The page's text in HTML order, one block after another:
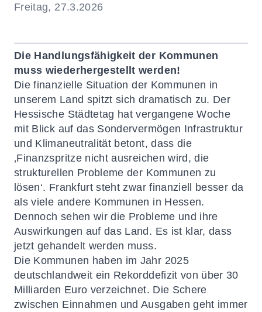
Freitag, 27.3.2026
Die Handlungsfähigkeit der Kommunen
muss wiederhergestellt werden!
Die finanzielle Situation der Kommunen in
unserem Land spitzt sich dramatisch zu. Der
Hessische Städtetag hat vergangene Woche
mit Blick auf das Sondervermögen Infrastruktur
und Klimaneutralität betont, dass die
‚Finanzspritze nicht ausreichen wird, die
strukturellen Probleme der Kommunen zu
lösen‘. Frankfurt steht zwar finanziell besser da
als viele andere Kommunen in Hessen.
Dennoch sehen wir die Probleme und ihre
Auswirkungen auf das Land. Es ist klar, dass
jetzt gehandelt werden muss.
Die Kommunen haben im Jahr 2025
deutschlandweit ein Rekorddefizit von über 30
Milliarden Euro verzeichnet. Die Schere
zwischen Einnahmen und Ausgaben geht immer